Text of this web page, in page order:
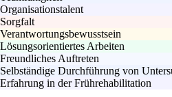
Organisationstalent
Sorgfalt
Verantwortungsbewusstsein
Lösungsorientiertes Arbeiten
Freundliches Auftreten
Selbständige Durchführung von
Erfahrung in der Frührehabilitation